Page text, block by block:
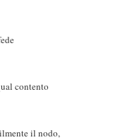
il nodo,